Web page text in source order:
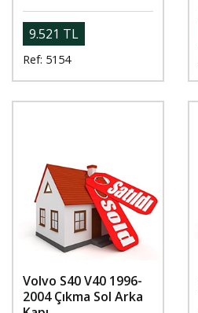
9.521 TL
Ref: 5154
Volvo S40 V40 1996-
2004 Çıkma Sol Arka